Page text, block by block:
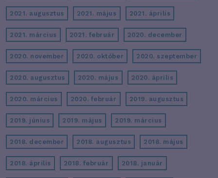
2021. augusztus 2021. május 2021. április
2021. március 2021. február 2020. december
2020. november 2020. október 2020. szeptember
2020. augusztus 2020. május 2020. április
2020. március 2020. február 2019. augusztus
2019. június 2019. május 2019. március
2018. december 2018. augusztus 2018. május
2018. április 2018. február 2018. január